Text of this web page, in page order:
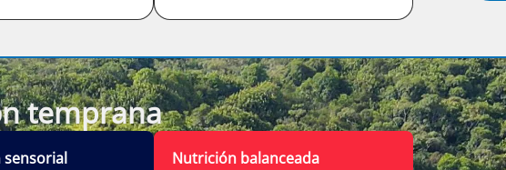
temprana
sensorial Nutrición balanceada